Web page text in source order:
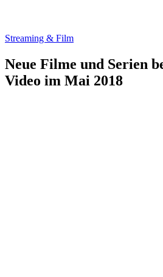
Streaming & Film
Neue Filme und Serien
Video im Mai 2018